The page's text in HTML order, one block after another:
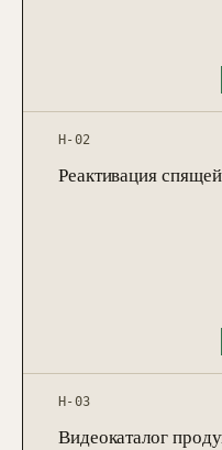
H-02
Реактивация
H-03
Видеокаталог